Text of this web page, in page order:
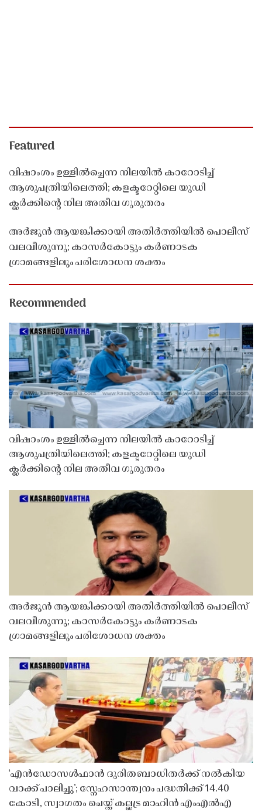
Featured
വിഷാംശം ഉള്ളിൽച്ചെന്ന നിലയിൽ കാറോടിച്ച്
ആശുപത്രിയിലെത്തി; കളക്ടറേറ്റിലെ യുഡി
ക്ലർക്കിൻ്റെ നില അതീവ ഗുരുതരം
അർജുൻ ആയങ്കിക്കായി അതിർത്തിയിൽ പൊലീസ്
വലവീശുന്നു; കാസർകോട്ടും കർണാടക
ഗ്രാമങ്ങളിലും പരിശോധന ശക്തം
Recommended
വിഷാംശം ഉള്ളിൽച്ചെന്ന നിലയിൽ കാറോടിച്ച്
ആശുപത്രിയിലെത്തി; കളക്ടറേറ്റിലെ യുഡി
ക്ലർക്കിൻ്റെ നില അതീവ ഗുരുതരം
അർജുൻ ആയങ്കിക്കായി അതിർത്തിയിൽ പൊലീസ്
വലവീശുന്നു; കാസർകോട്ടും കർണാടക
ഗ്രാമങ്ങളിലും പരിശോധന ശക്തം
‘എൻഡോസൾഫാൻ ദുരിതബാധിതർക്ക് നൽകിയ
വാക്ക് പാലിച്ചു’; സ്നേഹസാന്ത്വനം പദ്ധതിക്ക് 14.40
കോടി, സ്വാഗതം ചെയ്ത് കല്ലട്ര മാഹിൻ എംഎൽഎ